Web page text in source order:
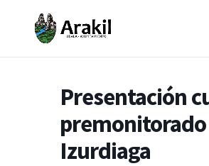
Presentación
premonitorado
Izurdiaga